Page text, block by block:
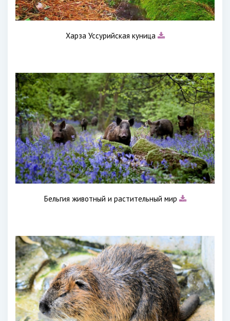
Харза Уссурийская куница
Бельгия животный и растительный мир